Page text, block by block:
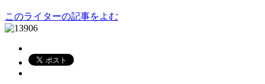
このライターの記事をよむ